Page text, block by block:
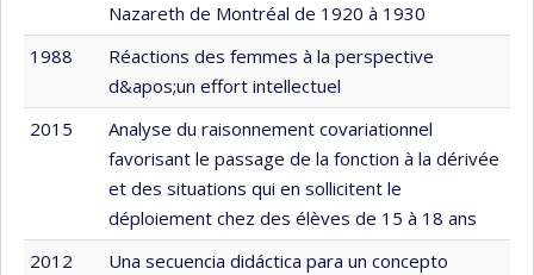
Nazareth de Montréal de 1920 à 1930
1988
Réactions des femmes à la perspective
d&apos;un effort intellectuel
2015
Analyse du raisonnement covariationnel
favorisant le passage de la fonction à la dérivée
et des situations qui en sollicitent le
déploiement chez des élèves de 15 à 18 ans
2012
Una secuencia didáctica para un concepto